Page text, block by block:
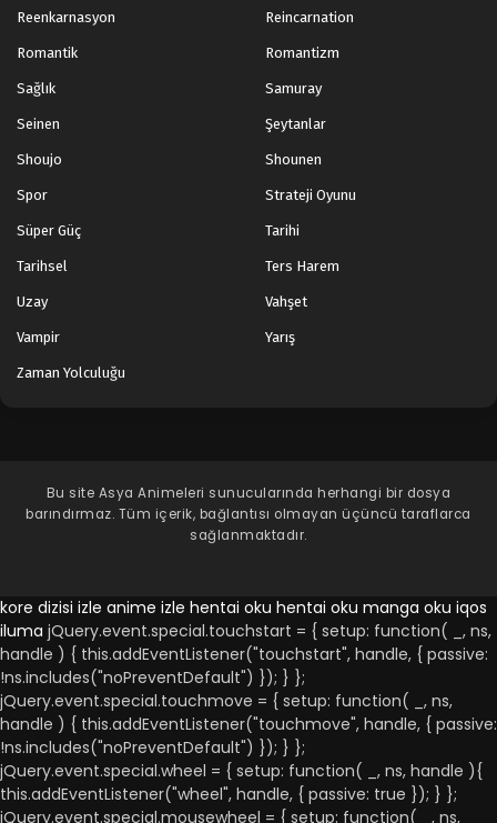
Reenkarnasyon Reincarnation
Romantik Romantizm
Sağlık Samuray
Seinen Şeytanlar
Shoujo Shounen
Spor Strateji Oyunu
Süper Güç Tarihi
Tarihsel Ters Harem
Uzay Vahşet
Vampir Yarış
Zaman Yolculuğu
Bu site Asya Animeleri sunucularında herhangi bir dosya
barındırmaz. Tüm içerik, bağlantısı olmayan üçüncü taraflarca
sağlanmaktadır.
kore dizisi izle anime izle hentai oku hentai oku manga oku iqos
iluma jQuery.event.special.touchstart = { setup: function( _, ns,
handle ) { this.addEventListener("touchstart", handle, { passive:
!ns.includes("noPreventDefault") }); } };
jQuery.event.special.touchmove = { setup: function( _, ns,
handle ) { this.addEventListener("touchmove", handle, { passive:
!ns.includes("noPreventDefault") }); } };
jQuery.event.special.wheel = { setup: function( _, ns, handle ){
this.addEventListener("wheel", handle, { passive: true }); } };
jQuery.event.special.mousewheel = { setup: function( _, ns,